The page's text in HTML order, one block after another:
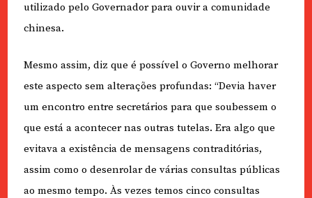
utilizado pelo Governador para ouvir a comunidade
chinesa.
Mesmo assim, diz que é possível o Governo melhorar
este aspecto sem alterações profundas: “Devia haver
um encontro entre secretários para que soubessem o
que está a acontecer nas outras tutelas. Era algo que
evitava a existência de mensagens contraditórias,
assim como o desenrolar de várias consultas públicas
ao mesmo tempo. Às vezes temos cinco consultas